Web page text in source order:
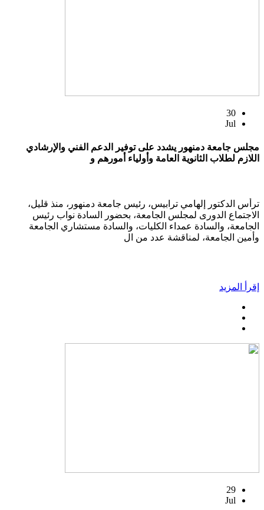
30
Jul
مجلس جامعة دمنهور يشدد على توفير الدعم الفني والإرشادي
اللازم لطلاب الثانوية العامة وأولياء أمورهم و
ترأس الدكتور إلهامي ترابيس، رئيس جامعة دمنهور، منذ قليل،
الاجتماع الدورى لمجلس الجامعة، بحضور السادة نواب رئيس
الجامعة، والسادة عمداء الكليات، والسادة مستشاري الجامعة
وأمين الجامعة، لمناقشة عدد من ال
إقرأ المزيد
29
Jul